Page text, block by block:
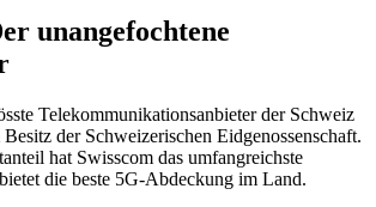
unangefochtene
Telekommunikationsanbieter der Schweiz
der Schweizerischen Eidgenossenschaft.
hat Swisscom das umfangreichste
die beste 5G-Abdeckung im Land.